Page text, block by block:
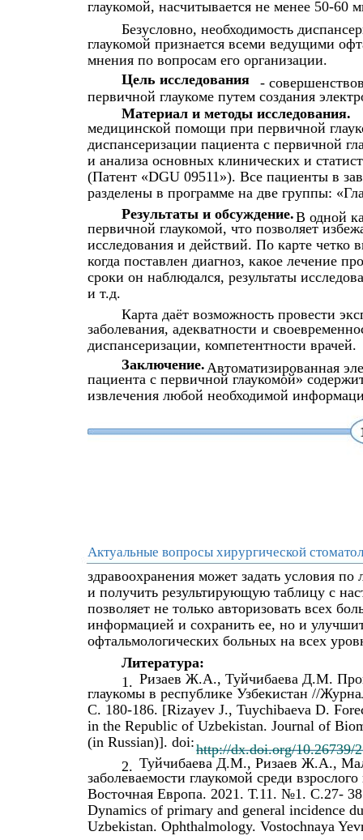
глаукомой, насчитывается не менее 50-
Безусловно, необходимость
глаукомой признается всеми ведущими
мнения по вопросам его организации.
Цель исследования
-
первичной глаукоме путем создания
Материал и методы исследования.
медицинской помощи при первичной
диспансеризации пациента с первичной
и анализа основных клинических и
(Патент «DGU 09511»). Все пациенты в
разделены в программе на две группы:
Результаты и обсуждение.В одной
первичной глаукомой, что позволяет
исследования и действий. По карте четко
когда поставлен диагноз, какое лечение
сроки он наблюдался, результаты
и т.д.
Карта даёт возможность провести
заболевания, адекватности и
диспансеризации, компетентности врачей.
Заключение. Автоматизированная
пациента с первичной глаукомой»
извлечения любой необходимой
Актуальные вопросы хирургической
здравоохранения может задать условия
и получить результирующую таблицу с
позволяет не только авторизовать всех
информацией и сохранить ее, но и
офтальмологических больных на всех
Литература:
1. Ризаев Ж.А., Туйчибаева Д.М.
глаукомы в республике Узбекистан //
С. 180-186. [Rizayev J., Tuychibaeva D.
in the Republic of Uzbekistan. Journal of
(in Russian)]. doi:http://dx.doi.org/10.26739/
2. Туйчибаева Д.М., Ризаев Ж.А.,
заболеваемости глаукомой среди
Восточная Европа. 2021. Т.11. №1. С.27-
Dynamics of primary and general incidence
Uzbekistan. Ophthalmology. Vostochnaya